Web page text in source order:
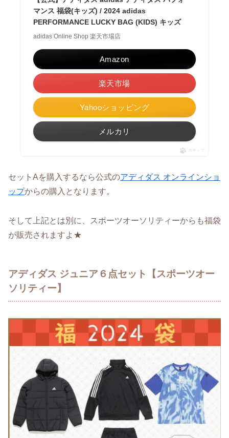
マンス 福袋(キッズ) / 2024 adidas
PERFORMANCE LUCKY BAG (KIDS) キッズ
adidas Online Shop 楽天市場店
Amazon
楽天市場
Yahooショッピング
メルカリ
ポチップ
セットAを購入するなら公式のアディダス オンラインショ
ップからの購入となります。
そして上記とは別に、スポーツオーソリティーからも福袋
が販売されますよ★
アディダス ジュニア６点セット【スポーツオー
ソリティー】